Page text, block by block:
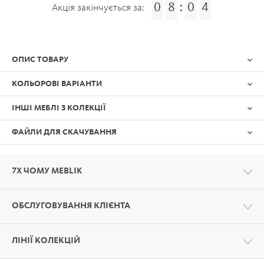
Акція закінчується за: 0 8 : 0 4
ОПИС ТОВАРУ
КОЛЬОРОВІ ВАРІАНТИ
ІНШІ МЕБЛІ З КОЛЕКЦІЇ
ФАЙЛИ ДЛЯ СКАЧУВАННЯ
Формат:PDF
7Х ЧОМУ MEBLIK
ОБСЛУГОВУВАННЯ КЛІЄНТА
ЛІНІЇ КОЛЕКЦІЙ